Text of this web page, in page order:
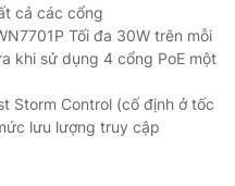
cả các cổng
Tối đa 30W trên mỗi
khi sử dụng 4 cổng PoE một
Storm Control (cố định ở tốc
lưu lượng truy cập